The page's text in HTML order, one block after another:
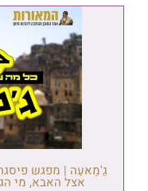
גַ'מַאעַה | מפגש
אצל האבא, מי